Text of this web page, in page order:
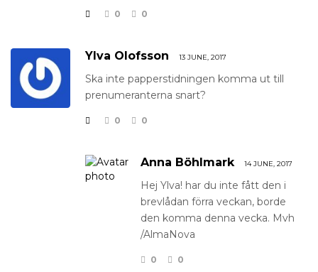
0 0
Ylva Olofsson 13 JUNE, 2017
Ska inte papperstidningen komma ut till
prenumeranterna snart?
0 0
Anna Böhlmark 14 JUNE, 2017
Hej Ylva! har du inte fått den i
brevlådan förra veckan, borde
den komma denna vecka. Mvh
/AlmaNova
0 0